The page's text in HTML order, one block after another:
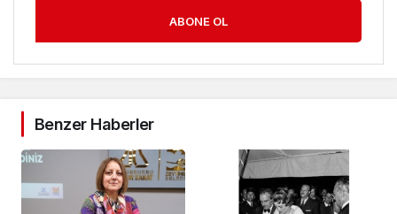
ABONE OL
Benzer Haberler